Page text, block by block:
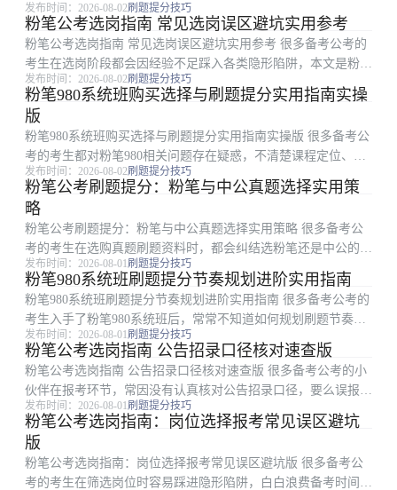
容易踩报名陷阱的问题，本文由粉笔选岗指导专家整理，围绕选
岗核心问题拆解实用可落地的方法，涵盖职位表核心条件筛选步
骤、常见误区识别...
发布时间：2026-08-02刷题提分技巧
粉笔公考选岗指南 常见选岗误区避坑实用参考
粉笔公考选岗指南 常见选岗误区避坑实用参考 很多备考公考的
考生在选岗阶段都会因经验不足踩入各类隐形陷阱，本文是粉笔
公考整理的选岗避坑指南，围绕选岗全流程中最容易出错的四个
核心问题拆解分析，梳理了可直接执行的避坑方法，帮助备考考
生理清选岗思路...
发布时间：2026-08-02刷题提分技巧
粉笔980系统班购买选择与刷题提分实用指南实操
版
粉笔980系统班购买选择与刷题提分实用指南实操版 很多备考公
考的考生都对粉笔980相关问题存在疑惑，不清楚课程定位、不
知道什么时候买、怎么搭配刷题才能提分，本文针对考生关心的
各类常见问题做清晰梳理，从课程定位、购买时机、刷题搭配、
常见误区四...
发布时间：2026-08-02刷题提分技巧
粉笔公考刷题提分：粉笔与中公真题选择实用策
略
粉笔公考刷题提分：粉笔与中公真题选择实用策略 很多备考公
考的考生在选购真题刷题资料时，都会纠结选粉笔还是中公的真
题，也会疑惑二者的真题内容、答案是否存在差异，哪套资料更
适合自己刷题提分。本文针对考生的这些常见疑问，梳理了粉笔
与中公真题的核心...
发布时间：2026-08-01刷题提分技巧
粉笔980系统班刷题提分节奏规划进阶实用指南
粉笔980系统班刷题提分节奏规划进阶实用指南 很多备考公考的
考生入手了粉笔980系统班后，常常不知道如何规划刷题节奏、
筛选匹配自身需求的课程内容，还容易踩进各类使用误区，拖慢
提分效率。本文针对想要通过粉笔980系统班提升刷题能力、加
快提分速...
发布时间：2026-08-01刷题提分技巧
粉笔公考选岗指南 公告招录口径核对速查版
粉笔公考选岗指南 公告招录口径核对速查版 很多备考公考的小
伙伴在报考环节，常因没有认真核对公告招录口径，要么误报不
符合要求的岗位，要么在资格复审阶段被淘汰，白白浪费备考时
间。本文是粉笔整理的公告口径核对类选岗指南，适合所有准备
报考公考的考生...
发布时间：2026-08-01刷题提分技巧
粉笔公考选岗指南：岗位选择报考常见误区避坑
版
粉笔公考选岗指南：岗位选择报考常见误区避坑版 很多备考公
考的考生在筛选岗位时容易踩进隐形陷阱，白白浪费备考时间甚